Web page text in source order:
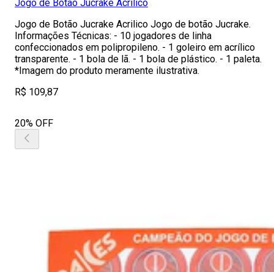
Jogo de Botão Jucrake Acrilico
Jogo de Botão Jucrake Acrilico Jogo de botão Jucrake.
Informações Técnicas: - 10 jogadores de linha
confeccionados em polipropileno. - 1 goleiro em acrílico
transparente. - 1 bola de lã. - 1 bola de plástico. - 1 paleta.
*Imagem do produto meramente ilustrativa.
R$ 109,87
20% OFF